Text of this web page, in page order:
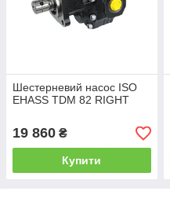
Шестерневий насос ISO
EHASS TDM 82 RIGHT
19 860 ₴
Купити